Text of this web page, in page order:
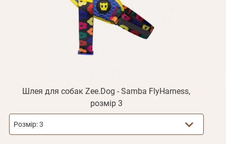
Шлея для собак Zee.Dog - Samba FlyHarness,
розмір 3
Розмір:3
Відправити
Реєстрація
або з допомогою
Відправити
Згадали пароль?
Не прийшов лист?Повторити відправку
обліковий запис не підтверджена